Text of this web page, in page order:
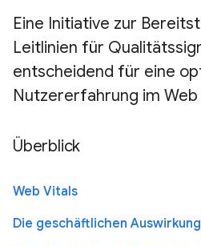
Eine Initiative zur
Leitlinien für
entscheidend für eine
Nutzererfahrung im Web
Überblick
Web Vitals
Die geschäftlichen